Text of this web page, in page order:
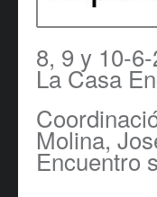
8, 9 y 10-
La Casa
Molina,
Encuentro